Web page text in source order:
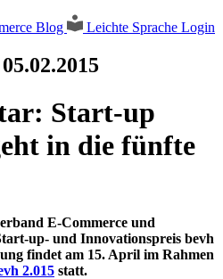
Blog Leichte Sprache Login
05.02.2015
Start-up
in die fünfte
E-Commerce und
up- und Innovationspreis bevh
findet am 15. April im Rahmen
2.015 statt.